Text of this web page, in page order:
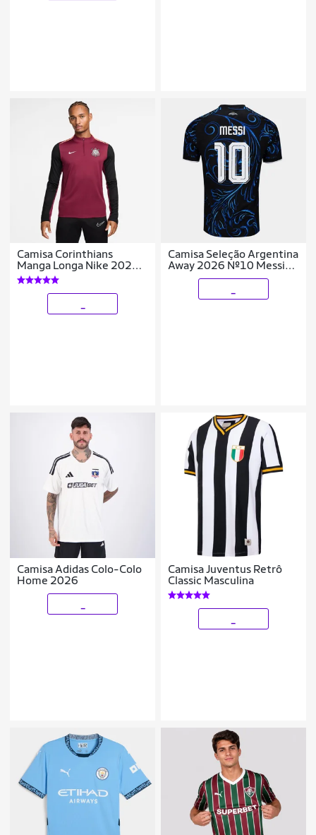
Camisa Corinthians
Manga Longa Nike 2026
Treino Masculina
Camisa Seleção Argentina
Away 2026 Nº10 Messi
Torcedor Adidas Originals
Camisa Adidas Colo-Colo
Home 2026
Camisa Juventus Retrô
Classic Masculina